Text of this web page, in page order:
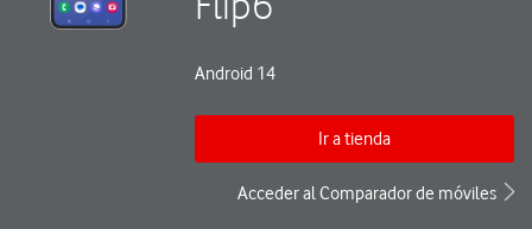
Android 14
Ir a tienda
Acceder al Comparador de móviles